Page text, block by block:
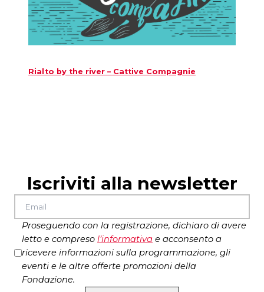
Rialto by the river – Cattive Compagnie
Iscriviti alla newsletter
Proseguendo con la registrazione, dichiaro di avere
letto e compreso l’informativa e acconsento a
ricevere informazioni sulla programmazione, gli
eventi e le altre offerte promozioni della
Fondazione.